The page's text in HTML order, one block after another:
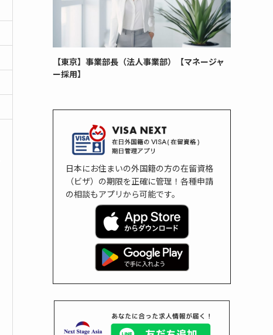
【東京】事業部長（法人事業部）【マネージャ
ー採用】
日本にお住まいの外国籍の方の在留資格
（ビザ）の期限を正確に管理！各種申請
の相談もアプリから可能です。